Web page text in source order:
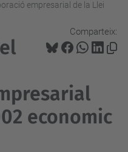
empresarial de la Llei
Comparteix:
economic